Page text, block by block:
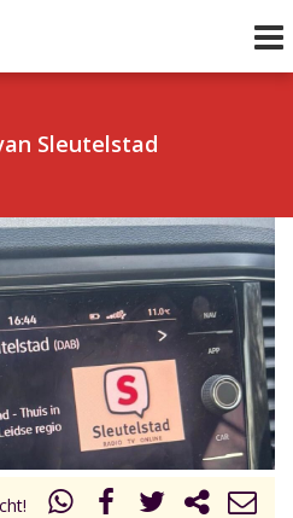
Sleutelstad
1 van 0 Volgend uur